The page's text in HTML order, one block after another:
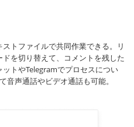
トファイルで共同作業できる。リ
を切り替えて、コメントを残した
トやTelegramでプロセスについ
音声通話やビデオ通話も可能。